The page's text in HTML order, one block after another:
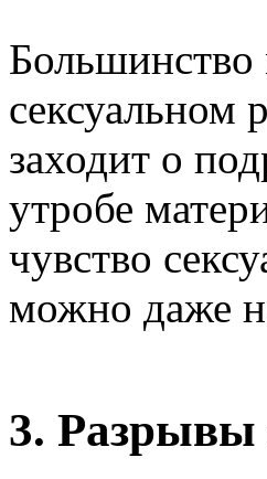
Большинство
сексуальном
заходит о
утробе
чувство
можно даже
3.